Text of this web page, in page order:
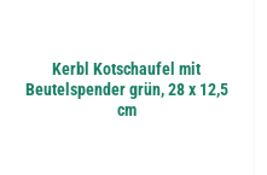
Kerbl Kotschaufel mit
Beutelspender grün, 28 x 12,5
cm